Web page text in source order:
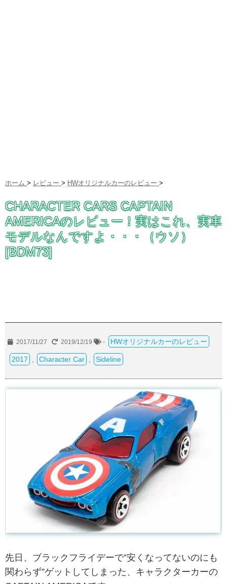
ホーム > レビュー > HWオリジナルカーのレビュー >
CHARACTER CARS CAPTAIN
AMERICAのレビュー！実はこれ、実車
モデルなんですよ・・・（ウソ）
[BDM73]
2017/11/27 2019/12/19 - HWオリジナルカーのレビュー
2017 Character Car Sideline
先日、ブラックフライデーで”安くなってないのにも
関わらず”ゲットしてしまった、キャラクターカーの